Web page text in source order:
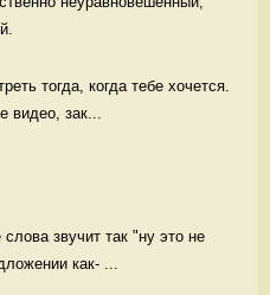
тогда, когда тебе хочется.
видео, зак...
звучит так "ну это не
как- ...